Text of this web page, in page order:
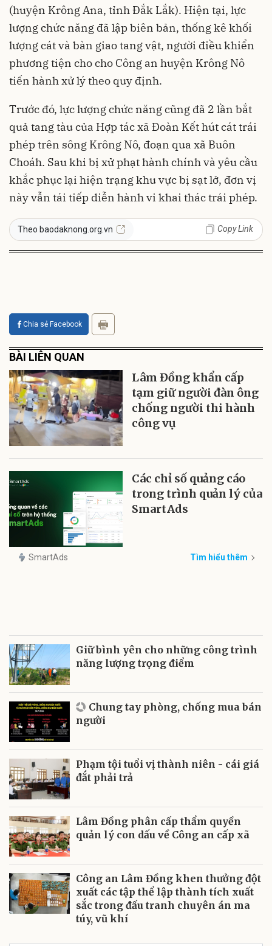
(huyện Krông Ana, tỉnh Đắk Lắk). Hiện tại, lực
lượng chức năng đã lập biên bản, thống kê khối
lượng cát và bàn giao tang vật, người điều khiển
phương tiện cho cho Công an huyện Krông Nô
tiến hành xử lý theo quy định.
Trước đó, lực lượng chức năng cũng đã 2 lần bắt
quả tang tàu của Hợp tác xã Đoàn Kết hút cát trái
phép trên sông Krông Nô, đoạn qua xã Buôn
Choáh. Sau khi bị xử phạt hành chính và yêu cầu
khắc phục lại hiện trạng khu vực bị sạt lở, đơn vị
này vẫn tái tiếp diễn hành vi khai thác trái phép.
Theo baodaknong.org.vn Copy Link
Chia sẻ Facebook
BÀI LIÊN QUAN
Lâm Đồng khẩn cấp
tạm giữ người đàn ông
chống người thi hành
công vụ
Các chỉ số quảng cáo
trong trình quản lý của
SmartAds
SmartAds Tìm hiểu thêm
Giữ bình yên cho những công trình
năng lượng trọng điểm
Chung tay phòng, chống mua bán
người
Phạm tội tuổi vị thành niên - cái giá
đắt phải trả
Lâm Đồng phân cấp thẩm quyền
quản lý con dấu về Công an cấp xã
Công an Lâm Đồng khen thưởng đột
xuất các tập thể lập thành tích xuất
sắc trong đấu tranh chuyên án ma
túy, vũ khí